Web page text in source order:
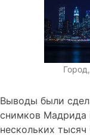
Выводы были
снимков Мадрида
нескольких